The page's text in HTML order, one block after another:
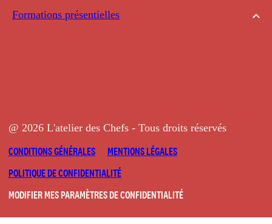
Formations présentielles
@ 2026 L'atelier des Chefs - Tous droits réservés
CONDITIONS GÉNÉRALES
MENTIONS LÉGALES
POLITIQUE DE CONFIDENTIALITÉ
MODIFIER MES PARAMÈTRES DE CONFIDENTIALITÉ